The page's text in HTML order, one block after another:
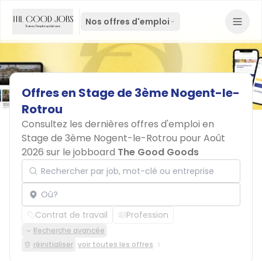
Nos offres d'emploi
Offresen Stagede3èmeNogent-le-
Rotrou
Consultez les dernières offres d'emploi en
Stage de 3ème Nogent-le-Rotrou pour Août
2026 sur le jobboard The Good Goods
Rechercher par job, mot-clé ou entreprise
Localisation
Contrat de travail Profession
Recherche avancée
réinitialiser voir toutes les offres